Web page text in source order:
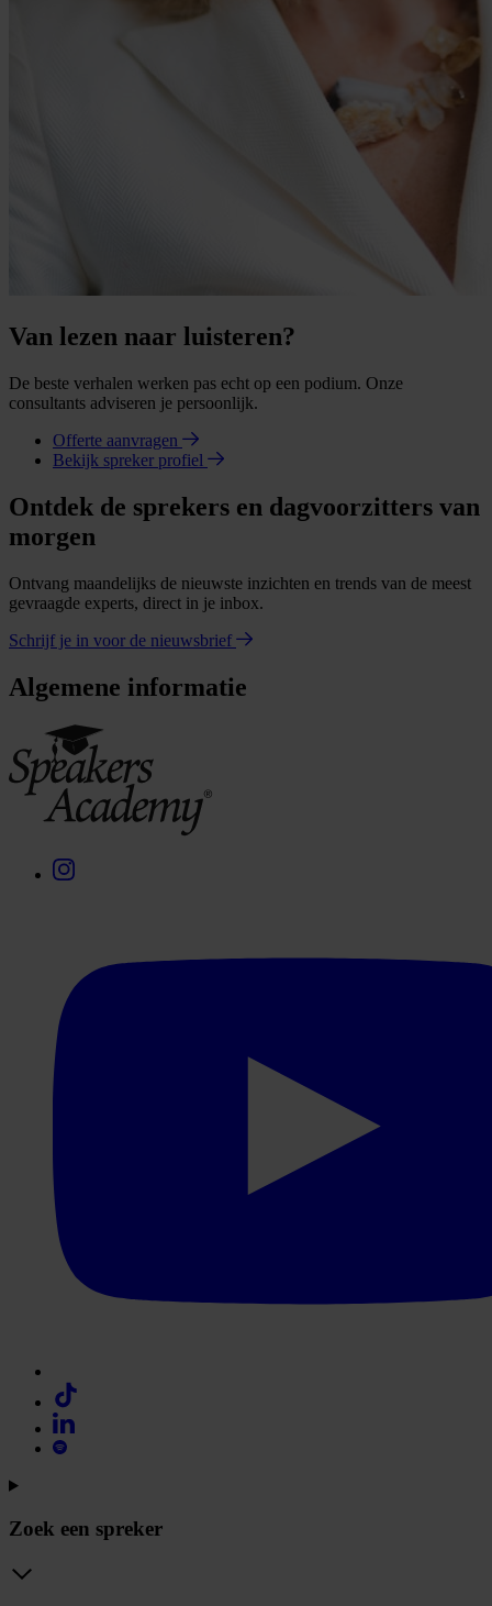
Van lezen naar luisteren?
De beste verhalen werken pas echt op een podium. Onze
consultants adviseren je persoonlijk.
Offerte aanvragen
Bekijk spreker profiel
Ontdek de sprekers en dagvoorzitters van
morgen
Ontvang maandelijks de nieuwste inzichten en trends van de meest
gevraagde experts, direct in je inbox.
Schrijf je in voor de nieuwsbrief
Algemene informatie
Zoek een spreker